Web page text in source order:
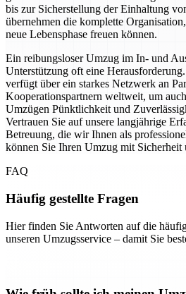
bis zur Sicherstellung der Einhaltung
übernehmen die komplette
neue Lebensphase freuen können.
Ein reibungsloser Umzug im In- und
Unterstützung oft eine
verfügt über ein starkes Netzwerk an
Kooperationspartnern weltweit, um
Umzügen Pünktlichkeit und
Vertrauen Sie auf unsere langjährige
Betreuung, die wir Ihnen als
können Sie Ihren Umzug mit Sicherheit
FAQ
Häufig gestellte Fragen
Hier finden Sie Antworten auf die
unseren Umzugsservice – damit Sie